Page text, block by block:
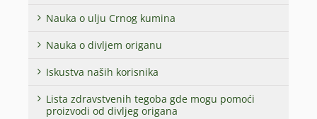
Nauka o ulju Crnog kumina
Nauka o divljem origanu
Iskustva naših korisnika
Lista zdravstvenih tegoba gde mogu pomoći
proizvodi od divljeg origana